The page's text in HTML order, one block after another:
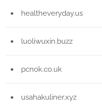
healtheveryday.us
luoliwuxin.buzz
pcnok.co.uk
usahakuliner.xyz